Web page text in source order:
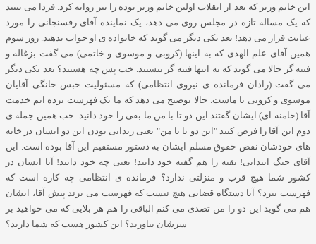
این خانم وزیر که بعد از انقلاب اولین خانم وزیر بوده را نیز روانه کرد فردا می بینید
که یک مساله تازه در مجلس روی می دهد، یک نماینده آقای رفسنجانی را مورد
عنایت قرار می دهد ! بعد یکی دیگر می گوید که خانواده ی او جواب بدهند روز سوم
همین آقای علم الهدی که به اینها(کروبی و موسوی و خاتمی) می گفت بزغاله و
فتنه گر حالا می گوید که نه اینها فتنه گر نیستند
خب پس چه هستند؟ بعد یکی دیگر
می گفت(رادان فرمانده ی نیروی انتظامی)که مسئولیت حبس خانگی آقایان
موسوی و کروبی با ماست حالا توضیح می دهد که ما یک فهرست برده ایم خدمت
آقا(خامنه ای) ایشان گفتند این دو تا با من ما بقی را خود دانید
خب همین جمله ی
دوم این آقا را فرض کنید " این دو تا با من" یعنی زندانی بودن این دو انسان در خانه
های خودشان نقض حقوق مسلم ایشان به دستور مستقیم این آقا بوده است
این
آقای جنگ ابتدایی! بقیه را هم گفته خود دانید ! یعنی چه خود دانید !
آیا انسان در
کشور شما هیچ قرب و منزلتی ندارد؟ فرمانده ی انتظامی چه کاره است که
فهرست ببرد؟ آیا دستگاه قضایی هیچ نیست که فهرست می برند پیش آقا، ایشان
هم می گوید این دو را من تصدی می کنم الباقی را هم هر بلایی که می خواهید بر
سرشان بیاورید؟ این کشور هست که شما دارید؟